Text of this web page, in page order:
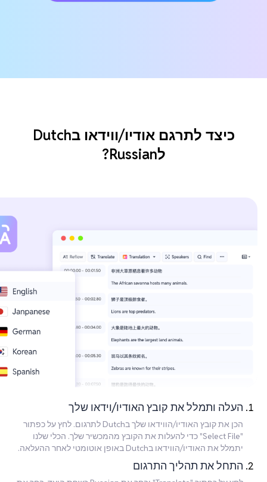
כיצד לתרגם אודיו/ווידאו בDutch
לRussian?
העלה ותמלל את קובץ האודיו/וידאו שלך
הכן את קובץ האודיו/הווידאו שלך בDutch לתרגום. לחץ על כפתור
"Select File" כדי להעלות את הקובץ מהמכשיר שלך. הכלי שלנו
יתמלל את האודיו/הווידאו בDutch באופן אוטומטי לאחר ההעלאה.
התחל את תהליך התרגום